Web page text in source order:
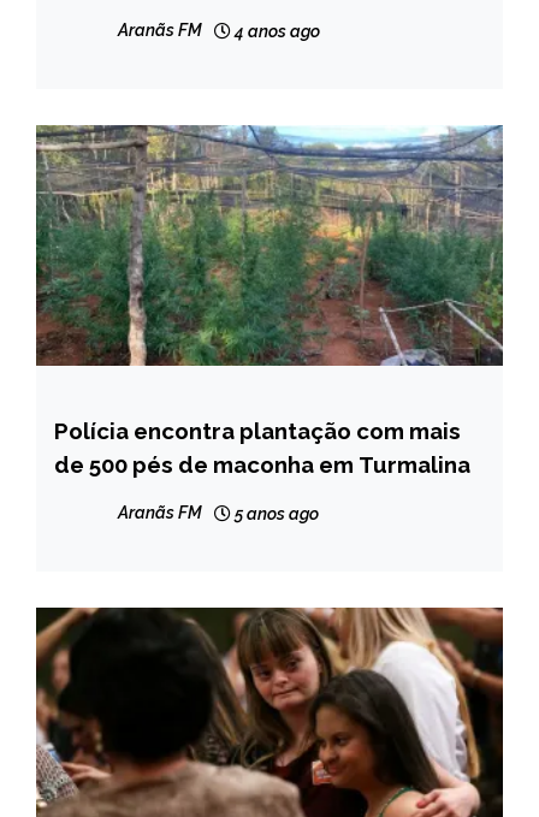
Aranãs FM 4 anos ago
CAPELINHA
MINAS
Polícia encontra plantação com mais
de 500 pés de maconha em Turmalina
Aranãs FM 5 anos ago